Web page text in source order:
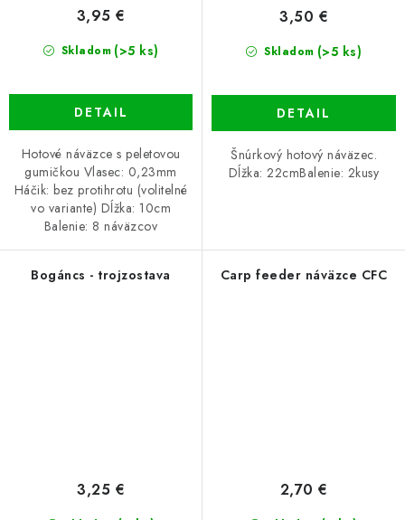
Skladom (>5 ks)
3,95 €
DETAIL
Hotové náväzce s peletovou
gumičkou Vlasec: 0,23mm
Háčik: bez protihrotu (volitelné
vo variante) Dĺžka: 10cm
Balenie: 8 náväzcov
Skladom (>5 ks)
3,50 €
DETAIL
Šnúrkový hotový náväzec.
Dĺžka: 22cmBalenie: 2kusy
Bogáncs - trojzostava
3,25 €
Carp feeder náväzce CFC
2,70 €